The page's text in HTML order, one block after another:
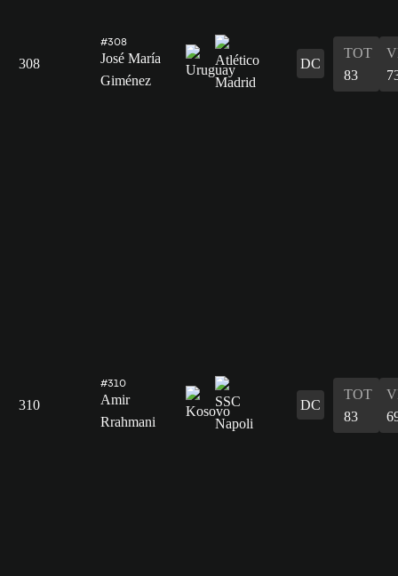
308
#308
José María
Giménez
DC
TOT
83
310
#310
Amir
Rrahmani
DC
TOT
83